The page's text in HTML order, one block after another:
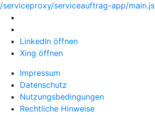
/serviceproxy/serviceauftrag-app/main.js
LinkedIn öffnen
Xing öffnen
Impressum
Datenschutz
Nutzungsbedingungen
Rechtliche Hinweise